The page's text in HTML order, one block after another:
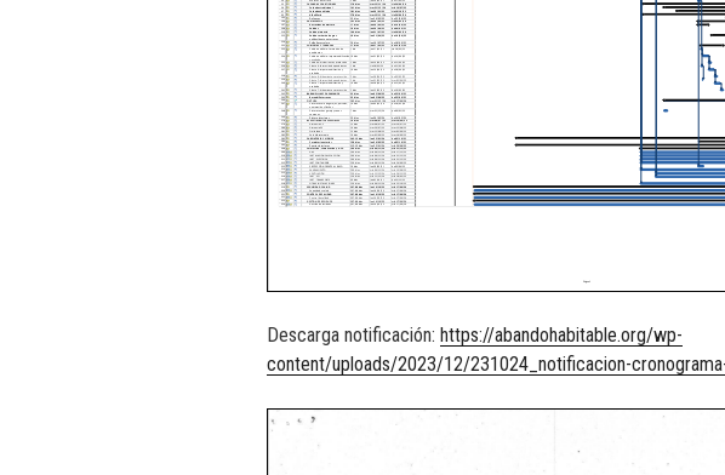
Descarga notificación: https://abandohabitable.org/wp-
content/uploads/2023/12/231024_notificacion-